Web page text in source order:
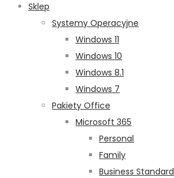
Sklep
Systemy Operacyjne
Windows 11
Windows 10
Windows 8.1
Windows 7
Pakiety Office
Microsoft 365
Personal
Family
Business Standard